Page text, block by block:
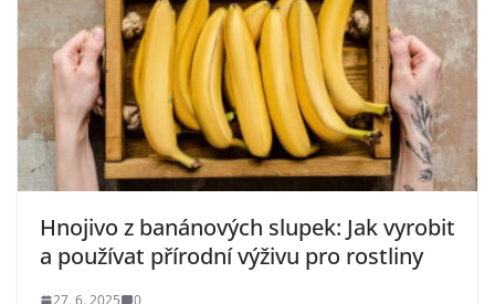
Hnojivo z banánových slupek: Jak vyrobit
a používat přírodní výživu pro rostliny